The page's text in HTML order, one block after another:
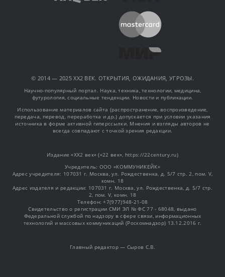
© 2014 — 2025 XX2 ВЕК. ОТКРЫТИЯ, ОЖИДАНИЯ, УГРОЗЫ.
Научно-популярный портал. Наука, техника, технологии, медицина,
футурология, социальные тенденции. Новости и публикации.
Использование материалов сайта (распространение, воспроизведение,
передача, перевод, переработка и др.) допускается при условии указания
источника в форме активной гиперссылки. Мнения и взгляды авторов не
всегда совпадают с точкой зрения редакции.
Издание «XX2 век» («22 век», https://22century.ru)
Учредитель: OOO «КОММУНИКЕЙК»
Адрес учредителя: 107031 г. Москва, ул. Рождественка, д. 5/7 стр. 2, пом. V,
комн. 18
Адрес издателя и редакции: 107031 г. Москва, ул. Рождественка, д. 5/7 стр.
2, пом. V, комн. 18
Телефон: +7(977)948-21-08
Свидетельство о регистрации СМИ ЭЛ № ФС 77 - 68048, выдано
Федеральной службой по надзору в сфере связи, информационных
технологий и массовых коммуникаций (Роскомнадзор) 13.12.2016 г.
Главный редактор — Сыров С.В.